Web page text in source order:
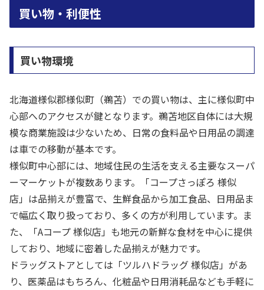
買い物・利便性
買い物環境
北海道様似郡様似町（鵜苫）での買い物は、主に様似町中
心部へのアクセスが鍵となります。鵜苫地区自体には大規
模な商業施設は少ないため、日常の食料品や日用品の調達
は車での移動が基本です。
様似町中心部には、地域住民の生活を支える主要なスーパ
ーマーケットが複数あります。「コープさっぽろ 様似
店」は品揃えが豊富で、生鮮食品から加工食品、日用品ま
で幅広く取り扱っており、多くの方が利用しています。ま
た、「Aコープ 様似店」も地元の新鮮な食材を中心に提供
しており、地域に密着した品揃えが魅力です。
ドラッグストアとしては「ツルハドラッグ 様似店」があ
り、医薬品はもちろん、化粧品や日用消耗品なども手軽に